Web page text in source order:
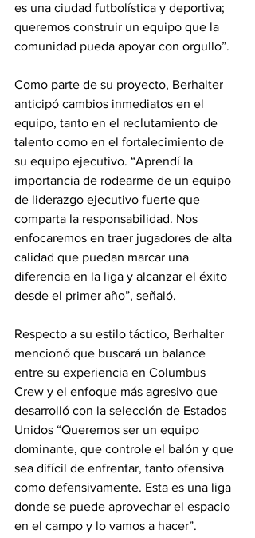
es una ciudad futbolística y deportiva;
queremos construir un equipo que la
comunidad pueda apoyar con orgullo”.
Como parte de su proyecto, Berhalter
anticipó cambios inmediatos en el
equipo, tanto en el reclutamiento de
talento como en el fortalecimiento de
su equipo ejecutivo. “Aprendí la
importancia de rodearme de un equipo
de liderazgo ejecutivo fuerte que
comparta la responsabilidad. Nos
enfocaremos en traer jugadores de alta
calidad que puedan marcar una
diferencia en la liga y alcanzar el éxito
desde el primer año”, señaló.
Respecto a su estilo táctico, Berhalter
mencionó que buscará un balance
entre su experiencia en Columbus
Crew y el enfoque más agresivo que
desarrolló con la selección de Estados
Unidos “Queremos ser un equipo
dominante, que controle el balón y que
sea difícil de enfrentar, tanto ofensiva
como defensivamente. Esta es una liga
donde se puede aprovechar el espacio
en el campo y lo vamos a hacer”.